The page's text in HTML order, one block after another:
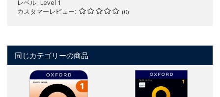
レベル Level 1
カスタマーレビュー
(0)
同じカテゴリーの商品